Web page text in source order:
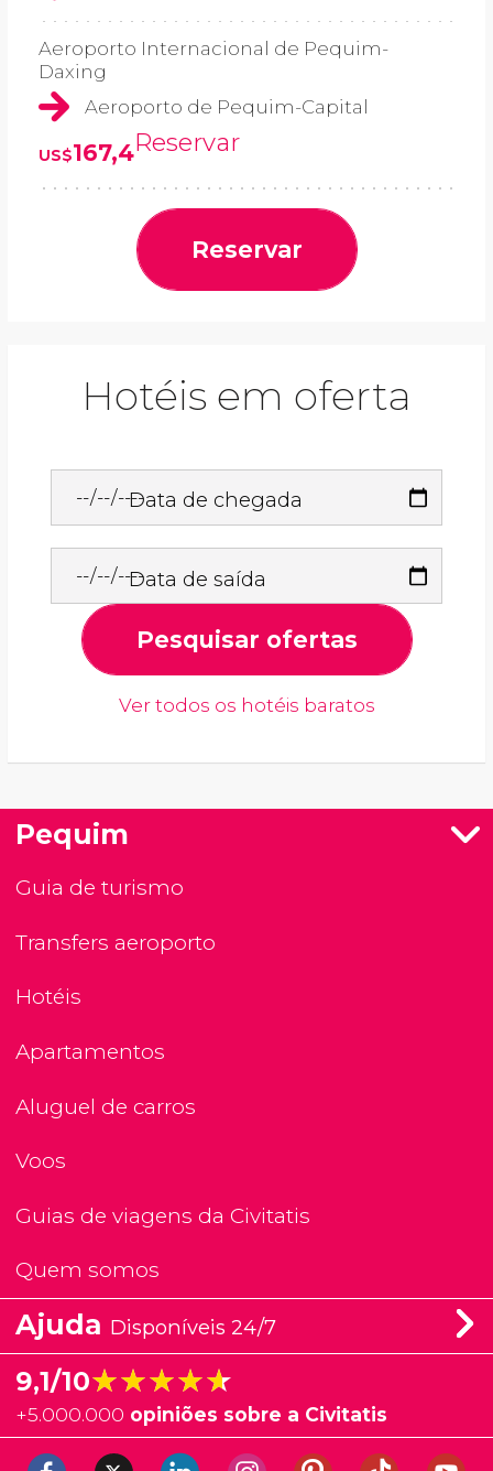
Aeroporto Internacional de Pequim-
Daxing
Aeroporto de Pequim-Capital
US$167,4Reservar
Reservar
Hotéis em oferta
Data de chegada
Data de saída
Pesquisar ofertas
Ver todos os hotéis baratos
Pequim
Guia de turismo
Transfers aeroporto
Hotéis
Apartamentos
Aluguel de carros
Voos
Guias de viagens da Civitatis
Quem somos
Ajuda Disponíveis 24/7
9,1/10★★★★★
★★★★★
+5.000.000 opiniões sobre a Civitatis